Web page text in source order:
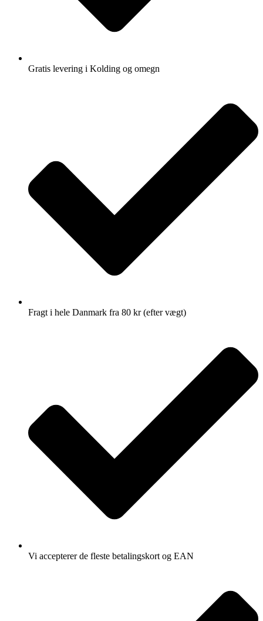
Gratis levering i Kolding og omegn
Fragt i hele Danmark fra 80 kr (efter vægt)
Vi accepterer de fleste betalingskort og EAN